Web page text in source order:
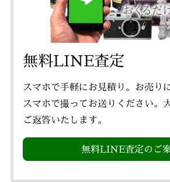
無料LINE査定
スマホで手軽にお見積り。お売り
スマホで撮ってお送りください。
ご返答いたします。
無料LINE査定のご